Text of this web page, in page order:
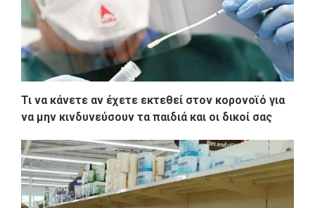
Τι να κάνετε αν έχετε εκτεθεί στον κορονοϊό για
να μην κινδυνεύσουν τα παιδιά και οι δικοί σας